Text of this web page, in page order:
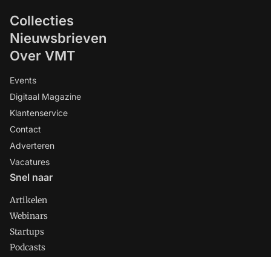
Collecties
Nieuwsbrieven
Over VMT
Events
Digitaal Magazine
Klantenservice
Contact
Adverteren
Vacatures
Snel naar
Artikelen
Webinars
Startups
Podcasts